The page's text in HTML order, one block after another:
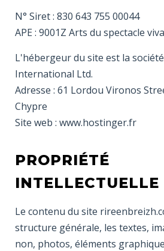
N° Siret : 830 643 755 00044
APE : 9001Z Arts du spectacle
L'hébergeur du site est la
International Ltd.
Adresse : 61 Lordou Vironos
Chypre
Site web : www.hostinger.fr
PROPRIÉTÉ
INTELLECTUELLE
Le contenu du site
structure générale, les textes,
non, photos, éléments